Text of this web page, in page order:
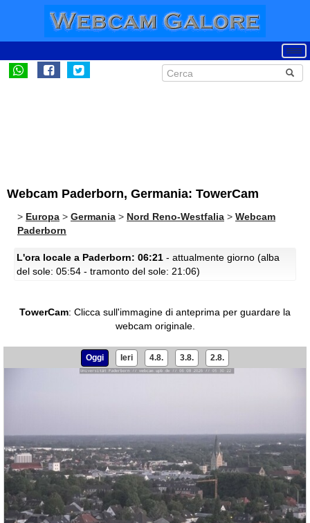
Webcam Paderborn, Germania: TowerCam
> Europa > Germania > Nord Reno-Westfalia > Webcam
Paderborn
L'ora locale a Paderborn: 06:21 - attualmente giorno (alba
del sole: 05:54 - tramonto del sole: 21:06)
TowerCam: Clicca sull'immagine di anteprima per guardare la
webcam originale.
Oggi Ieri 4.8. 3.8. 2.8.